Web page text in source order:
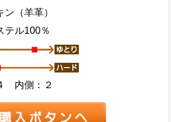
（羊革）
ル100％
内側：２